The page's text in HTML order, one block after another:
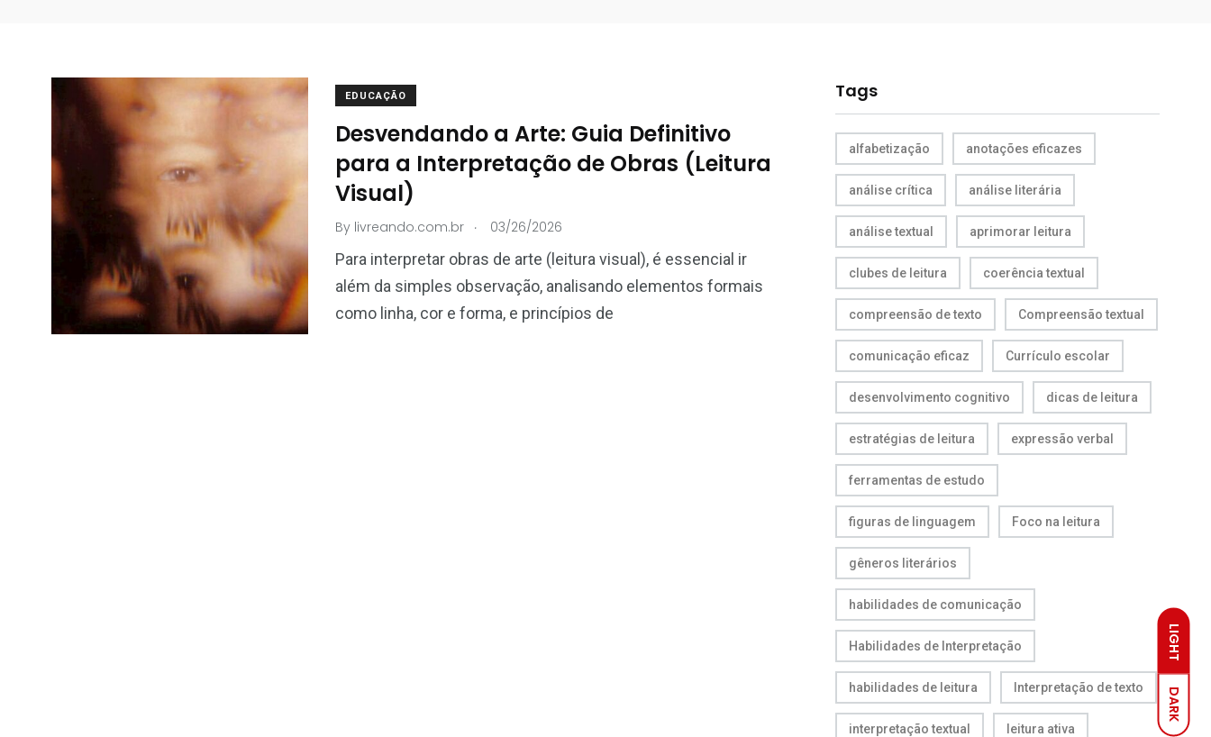
LIGHT
DARK
EDUCAÇÃO
Desvendando a Arte: Guia Definitivo
para a Interpretação de Obras (Leitura
Visual)
By livreando.com.br . 03/26/2026
Para interpretar obras de arte (leitura visual), é essencial ir
além da simples observação, analisando elementos formais
como linha, cor e forma, e princípios de
Tags
alfabetização anotações eficazes
análise crítica análise literária
análise textual aprimorar leitura
clubes de leitura coerência textual
compreensão de texto Compreensão textual
comunicação eficaz Currículo escolar
desenvolvimento cognitivo dicas de leitura
estratégias de leitura expressão verbal
ferramentas de estudo
figuras de linguagem Foco na leitura
gêneros literários
habilidades de comunicação
Habilidades de Interpretação
habilidades de leitura Interpretação de texto
interpretação textual leitura ativa